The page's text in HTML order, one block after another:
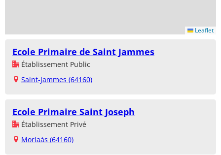
Leaflet
Ecole Primaire de Saint Jammes
Établissement Public
Saint-Jammes (64160)
Ecole Primaire Saint Joseph
Établissement Privé
Morlaàs (64160)